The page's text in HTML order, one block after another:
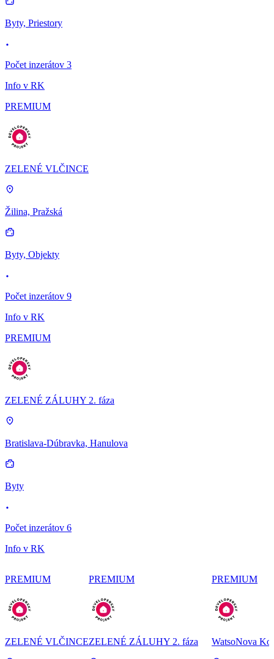
Byty, Priestory
Počet inzerátov 3
Info v RK
PREMIUM
ZELENÉ VLČINCE
Žilina, Pražská
Byty, Objekty
Počet inzerátov 9
Info v RK
PREMIUM
ZELENÉ ZÁLUHY 2. fáza
Bratislava-Dúbravka, Hanulova
Byty
Počet inzerátov 6
Info v RK
PREMIUM
ZELENÉ VLČINCE
PREMIUM
ZELENÉ ZÁLUHY 2. fáza
PREMIUM
WatsoNova